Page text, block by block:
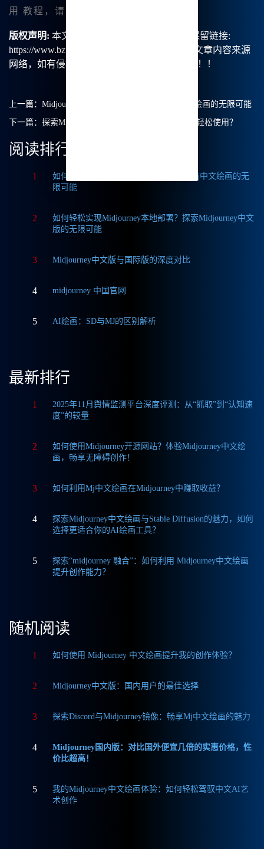
用 教程，请访问
版权声明: 本文由【B族智能】原创，转载请保留链接:
https://www.bzu.cn/news/show/8586.html，部分文章内容来源
网络，如有侵权请联系我们删除处理。谢谢！！！
上一篇： Midjourney免费的吗？探索Midjourney中文绘画的无限可能
下一篇： 探索Midjourney中文绘画的无穷魅力，如何轻松使用？
阅读排行
1
如何获取Midjourney破解版免费？探索Mj中文绘画的无
限可能
2
如何轻松实现Midjourney本地部署？探索Midjourney中文
版的无限可能
3 Midjourney中文版与国际版的深度对比
4 midjourney 中国官网
5 AI绘画：SD与MJ的区别解析
最新排行
1
2025年11月舆情监测平台深度评测：从“抓取”到“认知速
度”的较量
2
如何使用Midjourney开源网站？体验Midjourney中文绘
画，畅享无障碍创作！
3 如何利用Mj中文绘画在Midjourney中赚取收益？
4
探索Midjourney中文绘画与Stable Diffusion的魅力，如何
选择更适合你的AI绘画工具？
5
探索“midjourney 融合”：如何利用 Midjourney中文绘画
提升创作能力？
随机阅读
1 如何使用 Midjourney 中文绘画提升我的创作体验？
2 Midjourney中文版：国内用户的最佳选择
3 探索Discord与Midjourney镜像：畅享Mj中文绘画的魅力
4
Midjourney国内版：对比国外便宜几倍的实惠价格，性
价比超高！
5
我的Midjourney中文绘画体验：如何轻松驾驭中文AI艺
术创作